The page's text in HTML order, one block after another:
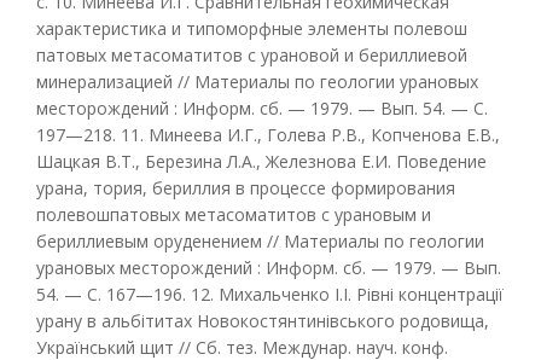
характеристика и типоморфные элементы полевош
патовых метасоматитов с урановой и бериллиевой
минерализацией // Материалы по геологии урановых
месторождений : Информ. сб. — 1979. — Вып. 54. — С.
197—218. 11. Минеева И.Г., Голева Р.В., Копченова Е.В.,
Шацкая В.Т., Березина Л.А., Железнова Е.И. Поведение
урана, тория, бериллия в процессе формирования
полевошпатовых метасоматитов с урановым и
бериллиевым оруденением // Материалы по геологии
урановых месторождений : Информ. сб. — 1979. — Вып.
54. — С. 167—196. 12. Михальченко І.І. Рівні концентрації
урану в альбітитах Новокостянтинівського родовища,
Український щит // Сб. тез. Междунар. науч. конф.